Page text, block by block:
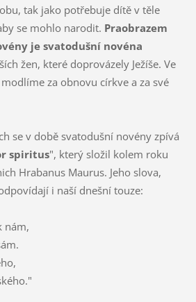
tak jako potřebuje dítě v těle
se mohlo narodit. Praobrazem
je svatodušní novéna
žen, které doprovázely Ježíše. Ve
za obnovu církve a za své
se v době svatodušní novény zpívá
spiritus", který složil kolem roku
Hrabanus Maurus. Jeho slova,
i naší dnešní touze:
nám,